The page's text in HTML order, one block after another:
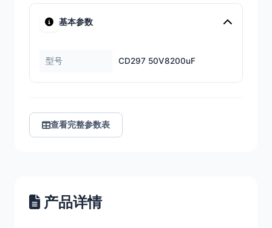
基本参数
型号 CD297 50V8200uF
查看完整参数表
产品详情